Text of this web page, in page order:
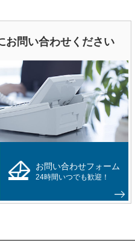
お問い合わせください
お問い合わせフォーム
24時間いつでも歓迎！